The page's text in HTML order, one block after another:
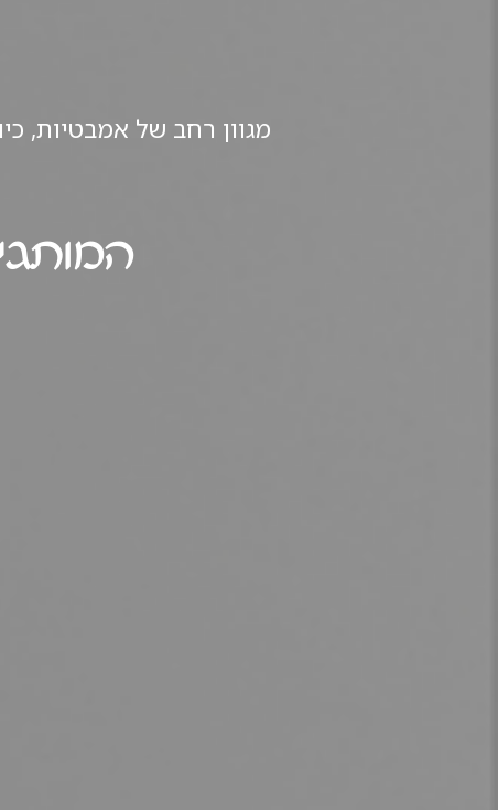
מגוון רחב של אמבטיות,